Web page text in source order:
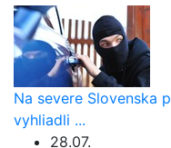
Na severe Slovenska
vyhliadli ...
28.07.